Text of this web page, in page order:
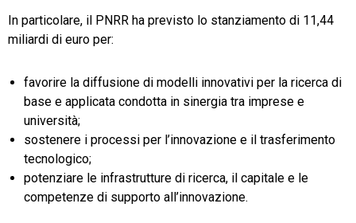
In particolare, il PNRR ha previsto lo stanziamento di 11,44
miliardi di euro per:
favorire la diffusione di modelli innovativi per la ricerca di
base e applicata condotta in sinergia tra imprese e
università;
sostenere i processi per l’innovazione e il trasferimento
tecnologico;
potenziare le infrastrutture di ricerca, il capitale e le
competenze di supporto all’innovazione.